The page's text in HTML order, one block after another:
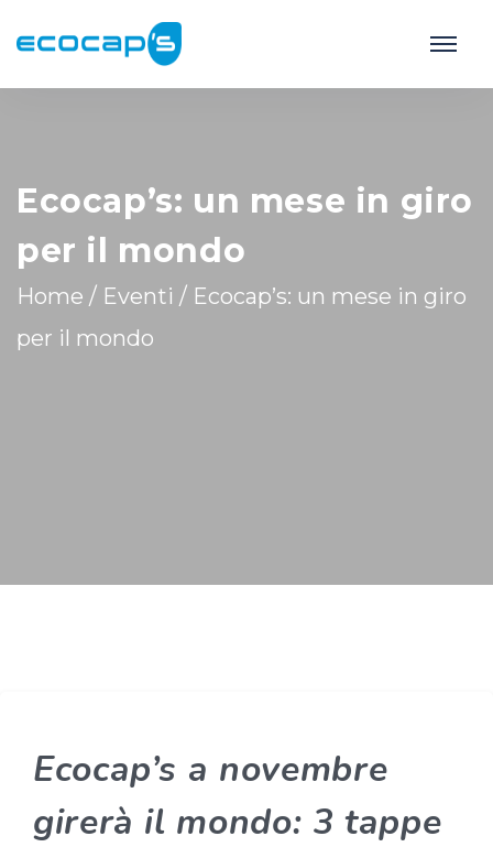
Ecocap’s: un mese in giro
per il mondo
Home / Eventi / Ecocap’s: un mese in giro
per il mondo
Ecocap’s a novembre
girerà il mondo: 3 tappe